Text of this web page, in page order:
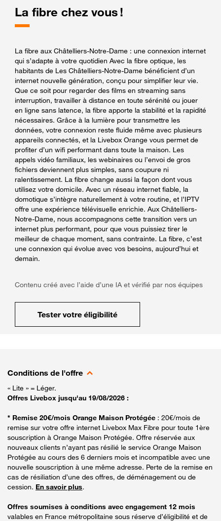
La fibre chez vous !
La fibre aux Châtelliers-Notre-Dame : une connexion internet
qui s’adapte à votre quotidien Avec la fibre optique, les
habitants de Les Châtelliers-Notre-Dame bénéficient d’un
internet nouvelle génération, conçu pour simplifier leur vie.
Que ce soit pour regarder des films en streaming sans
interruption, travailler à distance en toute sérénité ou jouer
en ligne sans latence, la fibre apporte la stabilité et la rapidité
nécessaires. Grâce à la lumière pour transmettre les
données, votre connexion reste fluide même avec plusieurs
appareils connectés, et la Livebox Orange vous permet de
profiter d’un wifi performant dans toute la maison. Les
appels vidéo familiaux, les webinaires ou l’envoi de gros
fichiers deviennent plus simples, sans coupure ni
ralentissement. La fibre change aussi la façon dont vous
utilisez votre domicile. Avec un réseau internet fiable, la
domotique s’intègre naturellement à votre routine, et l’IPTV
offre une expérience télévisuelle enrichie. Aux Châtelliers-
Notre-Dame, nous accompagnons cette transition vers un
internet plus performant, pour que vous puissiez tirer le
meilleur de chaque moment, sans contrainte. La fibre, c’est
une connexion qui évolue avec vos besoins, aujourd’hui et
demain.
Contenu créé avec l’aide d’une IA et vérifié par nos équipes
Tester votre éligibilité
Conditions de l'offre
« Lite » = Léger.
Offres Livebox jusqu'au 19/08/2026 :
* Remise 20€/mois Orange Maison Protégée : 20€/mois de
remise sur votre offre internet Livebox Max Fibre pour toute 1ère
souscription à Orange Maison Protégée. Offre réservée aux
nouveaux clients n’ayant pas résilié le service Orange Maison
Protégée au cours des 6 derniers mois et incompatible avec une
nouvelle souscription à une même adresse. Perte de la remise en
cas de résiliation d’une des offres, de déménagement ou de
cession. En savoir plus.
Offres soumises à conditions avec engagement 12 mois
valables en France métropolitaine sous réserve d’éligibilité et de